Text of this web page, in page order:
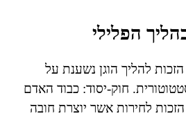
הפלילי
להליך הוגן נשענת על
חוק-יסוד: כבוד האדם
הזכות לחירות אשר יוצרת חובה